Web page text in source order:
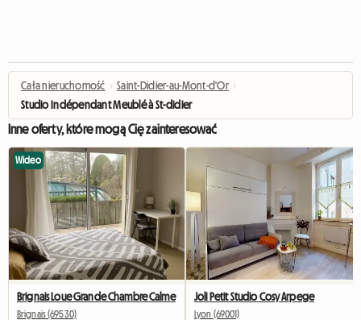
Cała nieruchomość › Saint-Didier-au-Mont-d'Or ›
Studio Indépendant Meublé à St-didier
Inne oferty, które mogą Cię zainteresować
Wideo
Brignais Loue Grande Chambre Calme
Brignais (69530)
Joli Petit Studio Cosy Arpege
Lyon (69001)